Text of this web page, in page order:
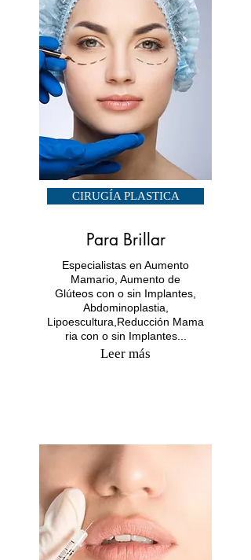
CIRUGÍA PLASTICA
Para Brillar
Especialistas en Aumento
Mamario, Aumento de
Glúteos con o sin Implantes,
Abdominoplastia,
Lipoescultura,Reducción Mama
ria con o sin Implantes...
Leer más